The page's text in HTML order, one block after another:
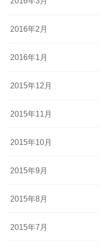
2016年2月
2016年1月
2015年12月
2015年11月
2015年10月
2015年9月
2015年8月
2015年7月